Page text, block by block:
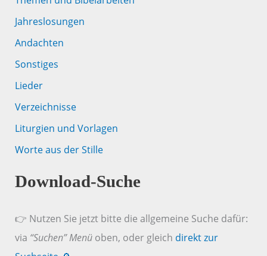
Jahreslosungen
Andachten
Sonstiges
Lieder
Verzeichnisse
Liturgien und Vorlagen
Worte aus der Stille
Download-Suche
👉 Nutzen Sie jetzt bitte die allgemeine Suche dafür:
via “Suchen” Menüoben, oder gleich direkt zur